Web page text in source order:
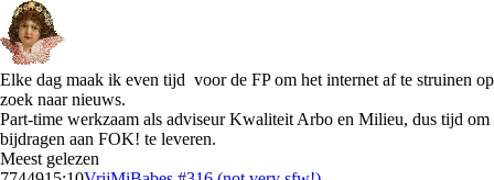
Elke dag maak ik even tijd voor de FP om het internet af te struinen op
zoek naar nieuws.
Part-time werkzaam als adviseur Kwaliteit Arbo en Milieu, dus tijd om
bijdragen aan FOK! te leveren.
Meest gelezen